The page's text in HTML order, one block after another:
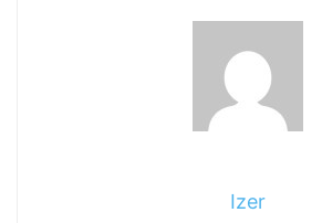
Izer